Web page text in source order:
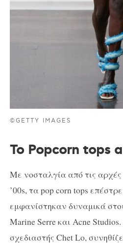
©GETTY IMAGES
Το Popcorn tops
Με νοσταλγία από τις
’00s, τα pop corn tops
εμφανίστηκαν δυναμικά
Marine Serre και Acne
σχεδιαστής Chet Lo,